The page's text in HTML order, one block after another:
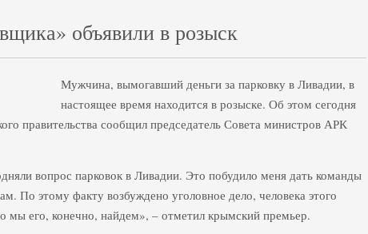
объявили в розыск
Мужчина, вымогавший деньги за парковку в Ливадии, в
настоящее время находится в розыске. Об этом сегодня
правительства сообщил председатель Совета министров АРК
вопрос парковок в Ливадии. Это побудило меня дать команды
По этому факту возбуждено уголовное дело, человека этого
мы его, конечно, найдем», – отметил крымский премьер.